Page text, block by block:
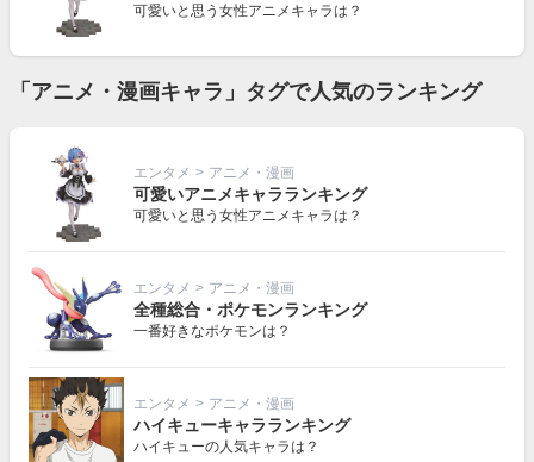
可愛いと思う女性アニメキャラは？
「アニメ・漫画キャラ」タグで人気のランキング
エンタメ > アニメ・漫画
可愛いアニメキャラランキング
可愛いと思う女性アニメキャラは？
エンタメ > アニメ・漫画
全種総合・ポケモンランキング
一番好きなポケモンは？
エンタメ > アニメ・漫画
ハイキューキャラランキング
ハイキューの人気キャラは？